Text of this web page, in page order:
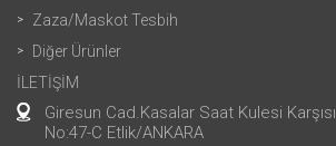
Zaza/Maskot Tesbih
Diğer Ürünler
İLETİŞİM
Giresun Cad.Kasalar Saat Kulesi Karşısı
No:47-C Etlik/ANKARA